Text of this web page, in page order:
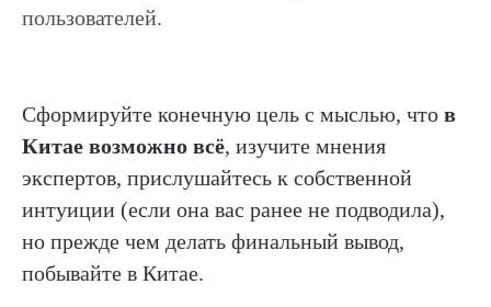
пользователей.
Сформируйте конечную цель с мыслью, что в
Китае возможно всё, изучите мнения
экспертов, прислушайтесь к собственной
интуиции (если она вас ранее не подводила),
но прежде чем делать финальный вывод,
побывайте в Китае.